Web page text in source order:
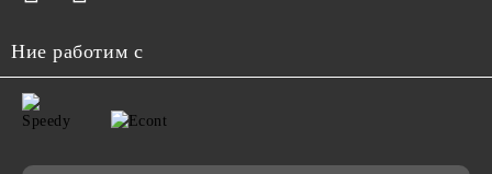
Ние работим с